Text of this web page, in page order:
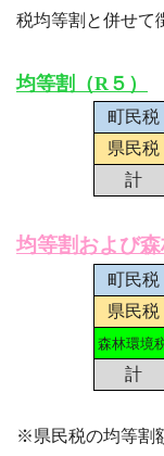
税均等割と併せて
均等割（R５）
町民税
県民税
計
均等割および森
町民税
県民税
森林環境
計
※県民税の均等割